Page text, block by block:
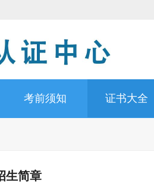
考前须知 证书大全
生简章